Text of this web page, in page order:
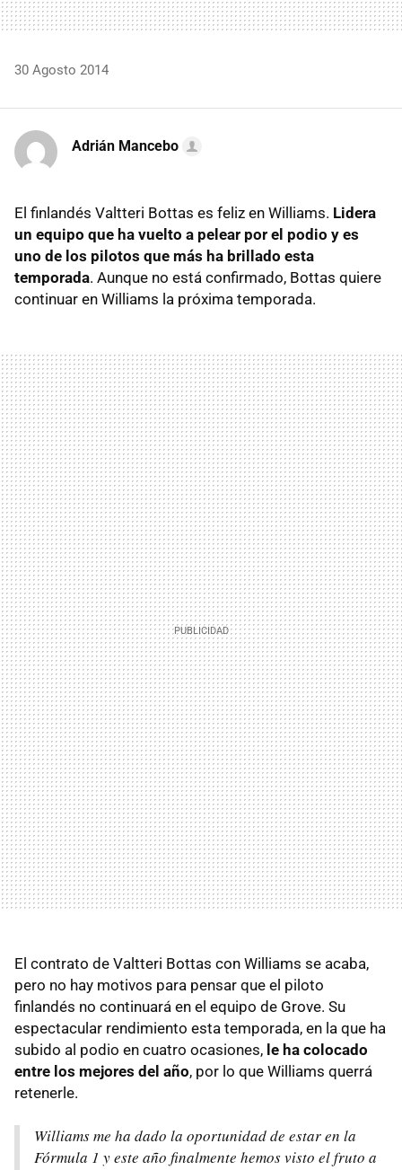
30 Agosto 2014
Adrián Mancebo
El finlandés Valtteri Bottas es feliz en Williams. Lidera
un equipo que ha vuelto a pelear por el podio y es
uno de los pilotos que más ha brillado esta
temporada. Aunque no está confirmado, Bottas quiere
continuar en Williams la próxima temporada.
El contrato de Valtteri Bottas con Williams se acaba,
pero no hay motivos para pensar que el piloto
finlandés no continuará en el equipo de Grove. Su
espectacular rendimiento esta temporada, en la que ha
subido al podio en cuatro ocasiones, le ha colocado
entre los mejores del año, por lo que Williams querrá
retenerle.
Williams me ha dado la oportunidad de estar en la
Fórmula 1 y este año finalmente hemos visto el fruto a